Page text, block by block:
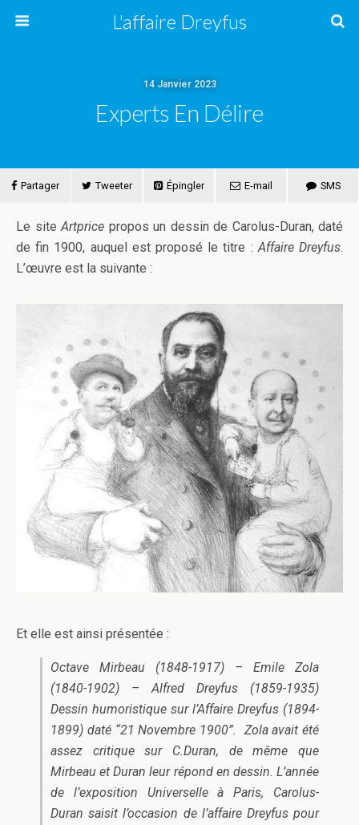
L'affaire Dreyfus
14 Janvier 2023
Experts En Délire
Partager Tweeter Épingler E-mail SMS
Le siteArtprice propos un dessin de Carolus-Duran, daté
de fin 1900, auquel est proposé le titre :Affaire Dreyfus.
L’œuvre est la suivante :
Et elle est ainsi présentée :
Octave Mirbeau (1848-1917) – Emile Zola
(1840-1902) – Alfred Dreyfus (1859-1935)
Dessin humoristique sur l’Affaire Dreyfus (1894-
1899) daté “21 Novembre 1900”. Zola avait été
assez critique sur C.Duran, de même que
Mirbeau et Duran leur répond en dessin. L’année
de l’exposition Universelle à Paris, Carolus-
Duran saisit l’occasion de l’affaire Dreyfus pour